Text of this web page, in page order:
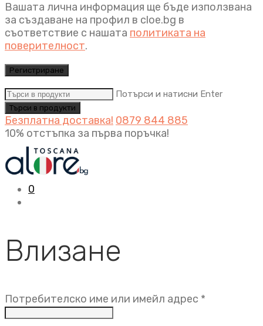
Вашата лична информация ще бъде използвана
за създаване на профил в cloe.bg в
съответствие с нашата политиката на
поверителност.
Регистриране
Потърси и натисни Enter
Безплатна доставка! 0879 844 885
10% отстъпка за първа поръчка!
0
Влизане
Потребителско име или имейл адрес *